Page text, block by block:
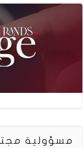
مسؤولية